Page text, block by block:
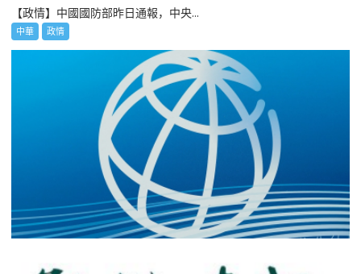
【政情】中國國防部昨日通報，中央...
中華 政情